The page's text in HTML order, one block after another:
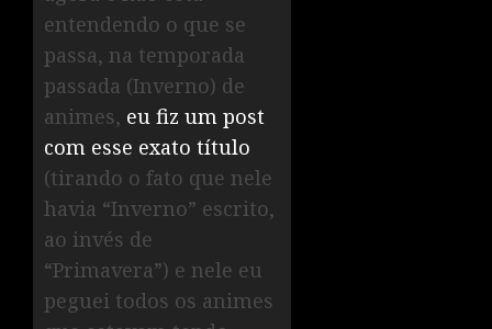
entendendo o que se
passa, na temporada
passada (Inverno) de
animes, eu fiz um post
com esse exato título
(tirando o fato que nele
havia “Inverno” escrito,
ao invés de
“Primavera”) e nele eu
peguei todos os animes